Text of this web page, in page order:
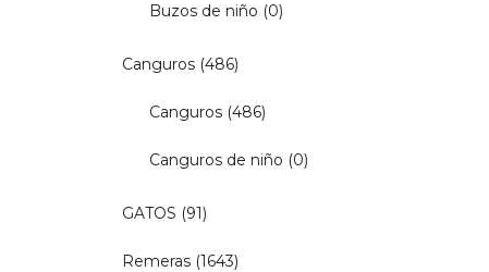
Buzos de niño (0)
Canguros (486)
Canguros (486)
Canguros de niño (0)
GATOS (91)
Remeras (1643)